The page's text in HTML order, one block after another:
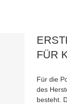
FÜR
Für die
des
besteht.